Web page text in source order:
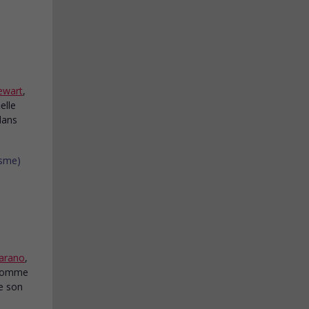
,
,
son